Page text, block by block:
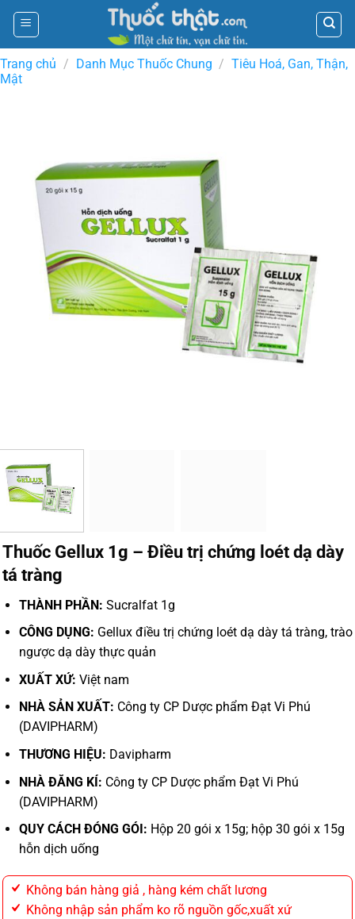
Skip
content
Trang chủ / Danh Mục Thuốc Chung / Tiêu Hoá, Gan, Thận,
Mật
Thuốc Gellux 1g – Điều trị chứng loét dạ dày
tá tràng
THÀNH PHẦN: Sucralfat 1g
CÔNG DỤNG: Gellux điều trị chứng loét dạ dày tá tràng, trào
ngược dạ dày thực quản
XUẤT XỨ: Việt nam
NHÀ SẢN XUẤT: Công ty CP Dược phẩm Đạt Vi Phú
(DAVIPHARM)
THƯƠNG HIỆU: Davipharm
NHÀ ĐĂNG KÍ: Công ty CP Dược phẩm Đạt Vi Phú
(DAVIPHARM)
QUY CÁCH ĐÓNG GÓI: Hộp 20 gói x 15g; hộp 30 gói x 15g
hỗn dịch uống
Không bán hàng giả , hàng kém chất lương
Không nhập sản phẩm ko rõ nguồn gốc,xuất xứ